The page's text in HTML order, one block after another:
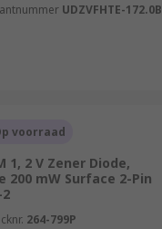
UDZVFHTE-172.0B
voorraad
1, 2 V Zener Diode,
200 mW Surface 2-Pin
264-799P